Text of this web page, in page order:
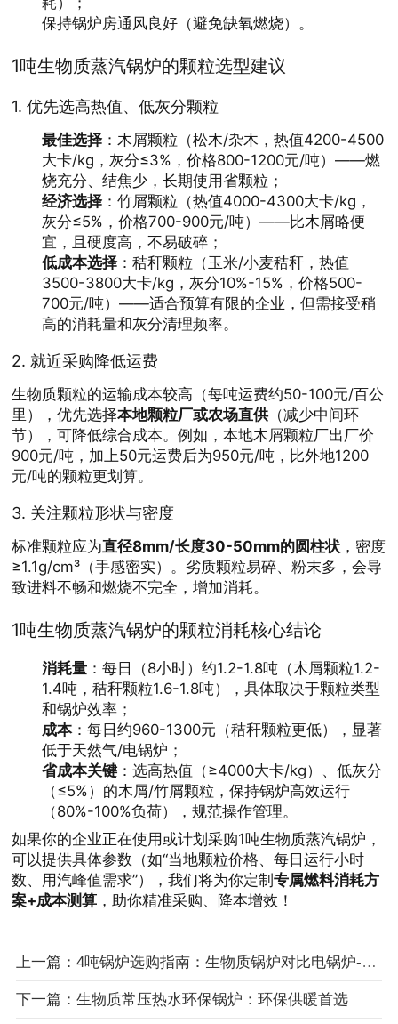
保持锅炉房通风良好（避免缺氧燃烧）。
1吨生物质蒸汽锅炉的颗粒选型建议
1.优先选高热值、低灰分颗粒
最佳选择 ：木屑颗粒（松木/杂木，热值4200-4500
大卡/kg，灰分≤3%，价格800-1200元/吨）——燃
烧充分、结焦少，长期使用省颗粒；
经济选择 ：竹屑颗粒（热值4000-4300大卡/kg，
灰分≤5%，价格700-900元/吨）——比木屑略便
宜，且硬度高，不易破碎；
低成本选择 ：秸秆颗粒（玉米/小麦秸秆，热值
3500-3800大卡/kg，灰分10%-15%，价格500-
700元/吨）——适合预算有限的企业，但需接受稍
高的消耗量和灰分清理频率。
2.就近采购降低运费
生物质颗粒的运输成本较高（每吨运费约50-100元/百公
里），优先选择本地颗粒厂或农场直供（减少中间环
节），可降低综合成本。例如，本地木屑颗粒厂出厂价
900元/吨，加上50元运费后为950元/吨，比外地1200
元/吨的颗粒更划算。
3. 关注颗粒形状与密度
标准颗粒应为直径8mm/长度30-50mm的圆柱状 ，密度
≥1.1g/cm³（手感密实）。劣质颗粒易碎、粉末多，会导
致进料不畅和燃烧不完全，增加消耗。
1吨生物质蒸汽锅炉的颗粒消耗核心结论
消耗量 ：每日（8小时）约1.2-1.8吨（木屑颗粒1.2-
1.4吨，秸秆颗粒1.6-1.8吨），具体取决于颗粒类型
和锅炉效率；
成本：每日约960-1300元（秸秆颗粒更低），显著
低于天然气/电锅炉；
省成本关键 ：选高热值（≥4000大卡/kg）、低灰分
（≤5%）的木屑/竹屑颗粒，保持锅炉高效运行
（80%-100%负荷），规范操作管理。
如果你的企业正在使用或计划采购1吨生物质蒸汽锅炉，
可以提供具体参数（如“当地颗粒价格、每日运行小时
数、用汽峰值需求”），我们将为你定制专属燃料消耗方
案+成本测算 ，助你精准采购、降本增效！
上一篇：4吨锅炉选购指南：生物质锅炉对比电锅炉-蒸汽锅炉厂家
下一篇：生物质常压热水环保锅炉：环保供暖首选